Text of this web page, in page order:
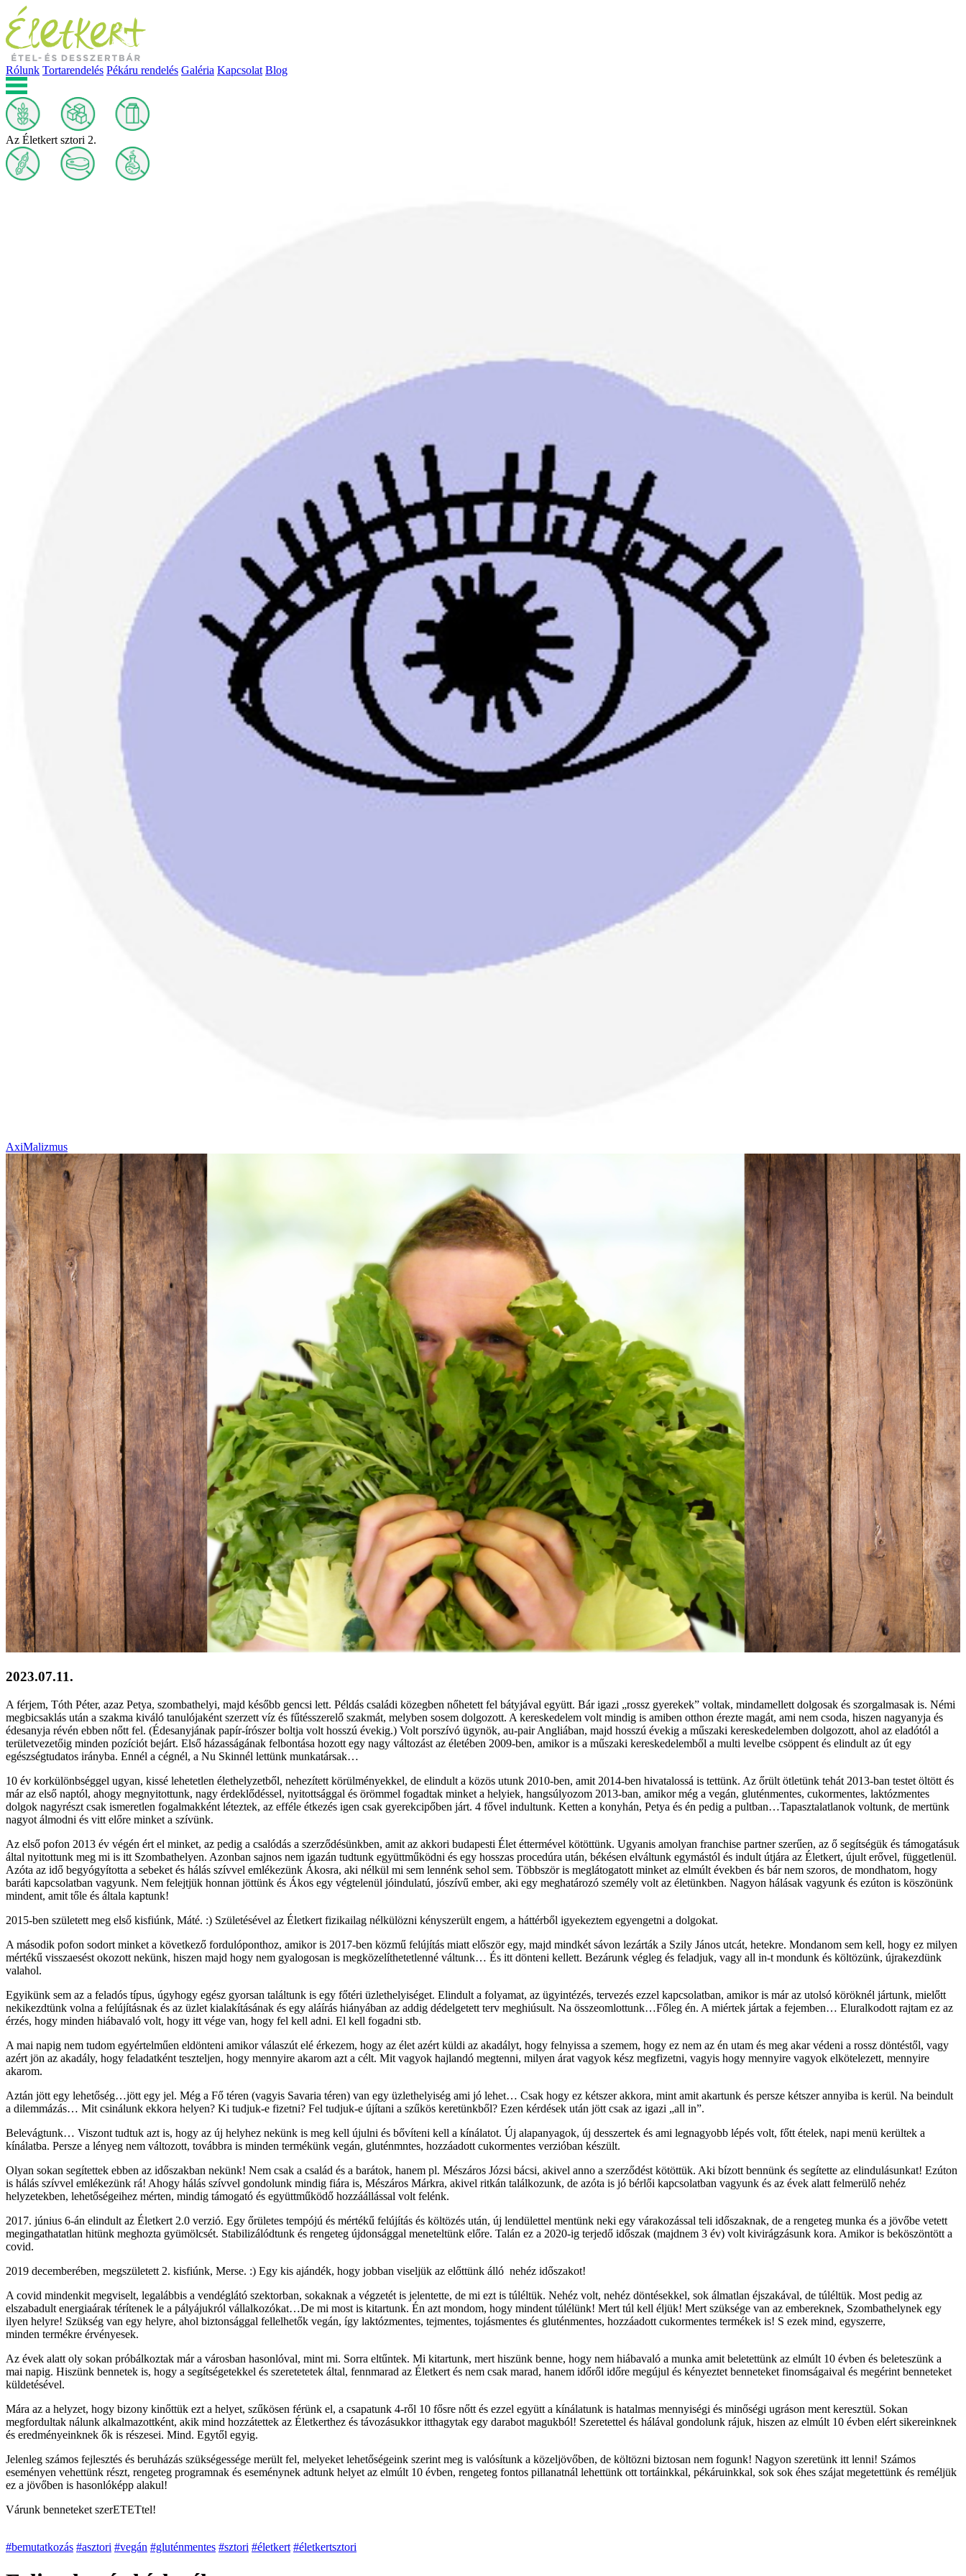
Rólunk Tortarendelés Pékáru rendelés Galéria Kapcsolat Blog
Az Életkert sztori 2.
AxiMalizmus
2023.07.11.
A férjem, Tóth Péter, azaz Petya, szombathelyi, majd később gencsi lett. Példás családi közegben nőhetett fel bátyjával együtt. Bár igazi „rossz gyerekek” voltak, mindamellett dolgosak és szorgalmasak is. Némi
megbicsaklás után a szakma kiváló tanulójaként szerzett víz és fűtésszerelő szakmát, melyben sosem dolgozott. A kereskedelem volt mindig is amiben otthon érezte magát, ami nem csoda, hiszen nagyanyja és
édesanyja révén ebben nőtt fel. (Édesanyjának papír-írószer boltja volt hosszú évekig.) Volt porszívó ügynök, au-pair Angliában, majd hosszú évekig a műszaki kereskedelemben dolgozott, ahol az eladótól a
területvezetőig minden pozíciót bejárt. Első házasságának felbontása hozott egy nagy változást az életében 2009-ben, amikor is a műszaki kereskedelemből a multi levelbe csöppent és elindult az út egy
egészségtudatos irányba. Ennél a cégnél, a Nu Skinnél lettünk munkatársak…
10 év korkülönbséggel ugyan, kissé lehetetlen élethelyzetből, nehezített körülményekkel, de elindult a közös utunk 2010-ben, amit 2014-ben hivatalossá is tettünk. Az őrült ötletünk tehát 2013-ban testet öltött és
már az első naptól, ahogy megnyitottunk, nagy érdeklődéssel, nyitottsággal és örömmel fogadtak minket a helyiek, hangsúlyozom 2013-ban, amikor még a vegán, gluténmentes, cukormentes, laktózmentes
dolgok nagyrészt csak ismeretlen fogalmakként léteztek, az efféle étkezés igen csak gyerekcipőben járt. 4 fővel indultunk. Ketten a konyhán, Petya és én pedig a pultban…Tapasztalatlanok voltunk, de mertünk
nagyot álmodni és vitt előre minket a szívünk.
Az első pofon 2013 év végén ért el minket, az pedig a csalódás a szerződésünkben, amit az akkori budapesti Élet éttermével kötöttünk. Ugyanis amolyan franchise partner szerűen, az ő segítségük és támogatásuk
által nyitottunk meg mi is itt Szombathelyen. Azonban sajnos nem igazán tudtunk együttműködni és egy hosszas procedúra után, békésen elváltunk egymástól és indult útjára az Életkert, újult erővel, függetlenül.
Azóta az idő begyógyította a sebeket és hálás szívvel emlékezünk Ákosra, aki nélkül mi sem lennénk sehol sem. Többször is meglátogatott minket az elmúlt években és bár nem szoros, de mondhatom, hogy
baráti kapcsolatban vagyunk. Nem felejtjük honnan jöttünk és Ákos egy végtelenül jóindulatú, jószívű ember, aki egy meghatározó személy volt az életünkben. Nagyon hálásak vagyunk és ezúton is köszönünk
mindent, amit tőle és általa kaptunk!
2015-ben született meg első kisfiúnk, Máté. :) Születésével az Életkert fizikailag nélkülözni kényszerült engem, a háttérből igyekeztem egyengetni a dolgokat.
A második pofon sodort minket a következő fordulóponthoz, amikor is 2017-ben közmű felújítás miatt először egy, majd mindkét sávon lezárták a Szily János utcát, hetekre. Mondanom sem kell, hogy ez milyen
mértékű visszaesést okozott nekünk, hiszen majd hogy nem gyalogosan is megközelíthetetlenné váltunk… És itt dönteni kellett. Bezárunk végleg és feladjuk, vagy all in-t mondunk és költözünk, újrakezdünk
valahol.
Egyikünk sem az a feladós típus, úgyhogy egész gyorsan találtunk is egy főtéri üzlethelyiséget. Elindult a folyamat, az ügyintézés, tervezés ezzel kapcsolatban, amikor is már az utolsó köröknél jártunk, mielőtt
nekikezdtünk volna a felújításnak és az üzlet kialakításának és egy aláírás hiányában az addig dédelgetett terv meghiúsult. Na összeomlottunk…Főleg én. A miértek jártak a fejemben… Eluralkodott rajtam ez az
érzés, hogy minden hiábavaló volt, hogy itt vége van, hogy fel kell adni. El kell fogadni stb.
A mai napig nem tudom egyértelműen eldönteni amikor válaszút elé érkezem, hogy az élet azért küldi az akadályt, hogy felnyissa a szemem, hogy ez nem az én utam és meg akar védeni a rossz döntéstől, vagy
azért jön az akadály, hogy feladatként teszteljen, hogy mennyire akarom azt a célt. Mit vagyok hajlandó megtenni, milyen árat vagyok kész megfizetni, vagyis hogy mennyire vagyok elkötelezett, mennyire
akarom.
Aztán jött egy lehetőség…jött egy jel. Még a Fő téren (vagyis Savaria téren) van egy üzlethelyiség ami jó lehet… Csak hogy ez kétszer akkora, mint amit akartunk és persze kétszer annyiba is kerül. Na beindult
a dilemmázás… Mit csinálunk ekkora helyen? Ki tudjuk-e fizetni? Fel tudjuk-e újítani a szűkös keretünkből? Ezen kérdések után jött csak az igazi „all in”.
Belevágtunk… Viszont tudtuk azt is, hogy az új helyhez nekünk is meg kell újulni és bővíteni kell a kínálatot. Új alapanyagok, új desszertek és ami legnagyobb lépés volt, főtt ételek, napi menü kerültek a
kínálatba. Persze a lényeg nem változott, továbbra is minden termékünk vegán, gluténmntes, hozzáadott cukormentes verzióban készült.
Olyan sokan segítettek ebben az időszakban nekünk! Nem csak a család és a barátok, hanem pl. Mészáros Józsi bácsi, akivel anno a szerződést kötöttük. Aki bízott bennünk és segítette az elindulásunkat! Ezúton
is hálás szívvel emlékezünk rá! Ahogy hálás szívvel gondolunk mindig fiára is, Mészáros Márkra, akivel ritkán találkozunk, de azóta is jó bérlői kapcsolatban vagyunk és az évek alatt felmerülő nehéz
helyzetekben, lehetőségeihez mérten, mindig támogató és együttműködő hozzáállással volt felénk.
2017. június 6-án elindult az Életkert 2.0 verzió. Egy őrületes tempójú és mértékű felújítás és költözés után, új lendülettel mentünk neki egy várakozással teli időszaknak, de a rengeteg munka és a jövőbe vetett
megingathatatlan hitünk meghozta gyümölcsét. Stabilizálódtunk és rengeteg újdonsággal meneteltünk előre. Talán ez a 2020-ig terjedő időszak (majdnem 3 év) volt kivirágzásunk kora. Amikor is beköszöntött a
covid.
2019 decemberében, megszületett 2. kisfiúnk, Merse. :) Egy kis ajándék, hogy jobban viseljük az előttünk álló nehéz időszakot!
A covid mindenkit megviselt, legalábbis a vendéglátó szektorban, sokaknak a végzetét is jelentette, de mi ezt is túléltük. Nehéz volt, nehéz döntésekkel, sok álmatlan éjszakával, de túléltük. Most pedig az
elszabadult energiaárak térítenek le a pályájukról vállalkozókat…De mi most is kitartunk. Én azt mondom, hogy mindent túlélünk! Mert túl kell éljük! Mert szüksége van az embereknek, Szombathelynek egy
ilyen helyre! Szükség van egy helyre, ahol biztonsággal fellelhetők vegán, így laktózmentes, tejmentes, tojásmentes és gluténmentes, hozzáadott cukormentes termékek is! S ezek mind, egyszerre,
minden termékre érvényesek.
Az évek alatt oly sokan próbálkoztak már a városban hasonlóval, mint mi. Sorra eltűntek. Mi kitartunk, mert hiszünk benne, hogy nem hiábavaló a munka amit beletettünk az elmúlt 10 évben és beleteszünk a
mai napig. Hiszünk bennetek is, hogy a segítségetekkel és szeretetetek által, fennmarad az Életkert és nem csak marad, hanem időről időre megújul és kényeztet benneteket finomságaival és megérint benneteket
küldetésével.
Mára az a helyzet, hogy bizony kinőttük ezt a helyet, szűkösen férünk el, a csapatunk 4-ről 10 fősre nőtt és ezzel együtt a kínálatunk is hatalmas mennyiségi és minőségi ugráson ment keresztül. Sokan
megfordultak nálunk alkalmazottként, akik mind hozzátettek az Életkerthez és távozásukkor itthagytak egy darabot magukból! Szeretettel és hálával gondolunk rájuk, hiszen az elmúlt 10 évben elért sikereinknek
és eredményeinknek ők is részesei. Mind. Egytől egyig.
Jelenleg számos fejlesztés és beruházás szükségessége merült fel, melyeket lehetőségeink szerint meg is valósítunk a közeljövőben, de költözni biztosan nem fogunk! Nagyon szeretünk itt lenni! Számos
eseményen vehettünk részt, rengeteg programnak és eseménynek adtunk helyet az elmúlt 10 évben, rengeteg fontos pillanatnál lehettünk ott tortáinkkal, pékáruinkkal, sok sok éhes szájat megetettünk és reméljük
ez a jövőben is hasonlóképp alakul!
Várunk benneteket szerETETtel!
#bemutatkozás #asztori #vegán #gluténmentes #sztori #életkert #életkertsztori